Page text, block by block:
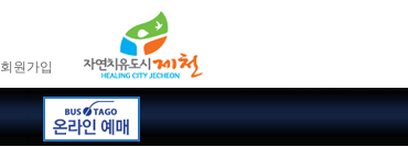
회원가입